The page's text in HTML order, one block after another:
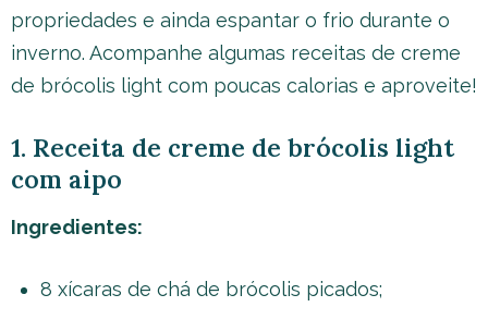
propriedades e ainda espantar o frio durante o
inverno. Acompanhe algumas receitas de creme
de brócolis light com poucas calorias e aproveite!
1. Receita de creme de brócolis light
com aipo
Ingredientes:
8 xícaras de chá de brócolis picados;